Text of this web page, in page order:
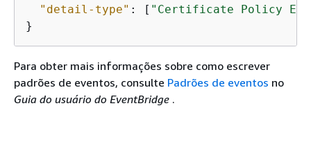
"detail-type" : [ "Certificate Policy
}
Para obter mais informações sobre como escrever
padrões de eventos, consulte Padrões de eventos no
Guia do usuário do EventBridge .